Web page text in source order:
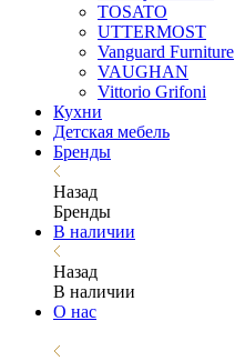
TOSATO
UTTERMOST
Vanguard Furniture
VAUGHAN
Vittorio Grifoni
Кухни
Детская мебель
Бренды
Назад
Бренды
В наличии
Назад
В наличии
О нас